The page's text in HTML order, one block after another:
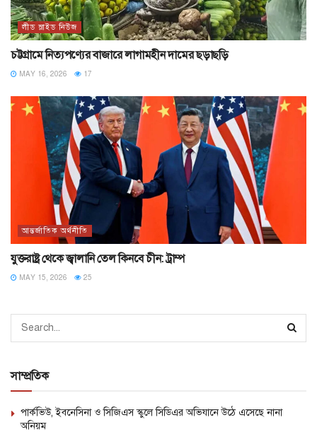
লীড স্লাইড নিউজ
চট্টগ্রামে নিত্যপণ্যের বাজারে লাগামহীন দামের ছড়াছড়ি
MAY 16, 2026 17
আন্তর্জাতিক অর্থনীতি
যুক্তরাষ্ট্র থেকে জ্বালানি তেল কিনবে চীন: ট্রাম্প
MAY 15, 2026 25
সাম্প্রতিক
পার্কভিউ, ইবনেসিনা ও সিজিএস স্কুলে সিডিএর অভিযানে উঠে এসেছে নানা
অনিয়ম